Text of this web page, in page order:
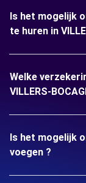
Is het mogelijk
te huren in
Welke
VILLERS-
Is het mogelijk
voegen ?